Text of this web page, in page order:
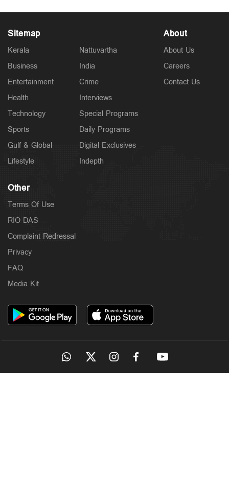
Sitemap
Kerala
Business
Entertainment
Health
Technology
Sports
Gulf & Global
Lifestyle
Nattuvartha
India
Crime
Interviews
Special Programs
Daily Programs
Digital Exclusives
Indepth
About
About Us
Careers
Contact Us
Other
Terms Of Use
RIO DAS
Complaint Redressal
Privacy
FAQ
Media Kit